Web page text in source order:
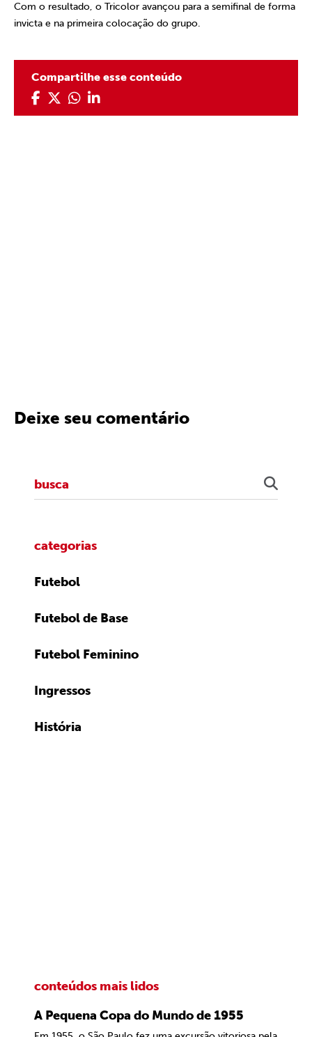
Com o resultado, o Tricolor avançou para a semifinal de forma
invicta e na primeira colocação do grupo.
Compartilhe esse conteúdo
Deixe seu comentário
categorias
Futebol
Futebol de Base
Futebol Feminino
Ingressos
História
conteúdos mais lidos
A Pequena Copa do Mundo de 1955